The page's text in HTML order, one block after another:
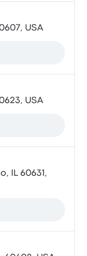
USA
USA
IL 60631,